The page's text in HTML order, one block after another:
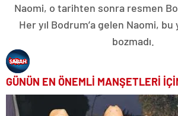
Naomi, o tarihten sonra resmen
Her yıl Bodrum’a gelen Naomi,
bozmadı.
GÜNÜN EN ÖNEMLİ MANŞETLERİ